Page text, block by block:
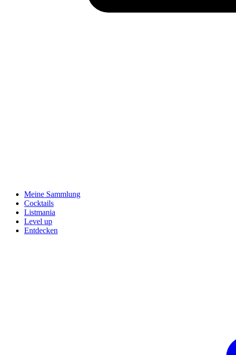
Meine Sammlung
Cocktails
Listmania
Level up
Entdecken